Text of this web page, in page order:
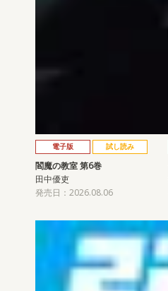
電子版 試し読み
閻魔の教室 第6巻
田中優吏
発売日：2026.08.06